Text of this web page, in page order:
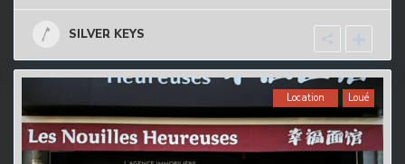
SILVER KEYS
Location Loué